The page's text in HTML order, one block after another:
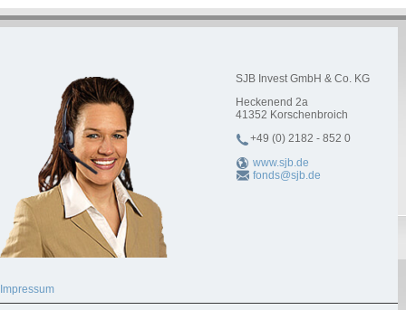
SJB Invest GmbH & Co. KG
Heckenend 2a
41352 Korschenbroich
+49 (0) 2182 - 852 0
www.sjb.de
fonds@sjb.de
Impressum